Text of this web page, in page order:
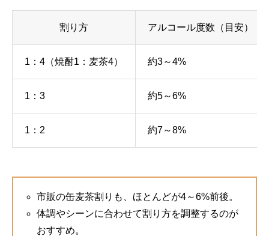
割り方 アルコール度数（目安）
1：4（焼酎1：麦茶4） 約3～4%
1：3 約5～6%
1：2 約7～8%
市販の缶麦茶割りも、ほとんどが4～6%前後。
体調やシーンに合わせて割り方を調整するのが
おすすめ。